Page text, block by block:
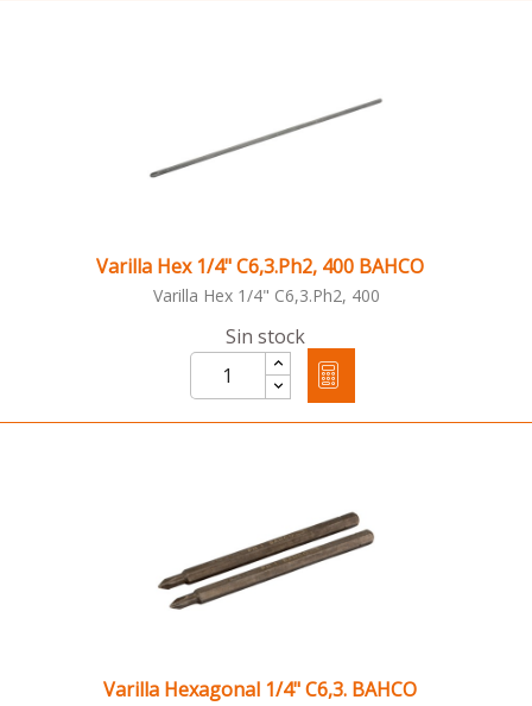
Varilla Hex 1/4" C6,3.Ph2, 400 BAHCO
Varilla Hex 1/4" C6,3.Ph2, 400
Sin stock
Varilla Hexagonal 1/4" C6,3. BAHCO